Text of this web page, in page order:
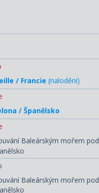
/ Francie (nalodění)
/ Španělsko
Baleárským mořem pod
Baleárským mořem pod